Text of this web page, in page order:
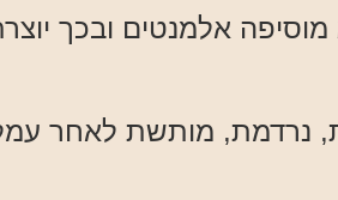
אלמנטים ובכך
נרדמת, מותשת לאחר